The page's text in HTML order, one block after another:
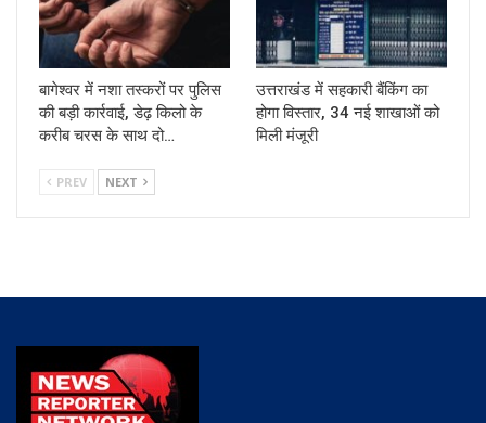
बागेश्वर में नशा तस्करों पर पुलिस
की बड़ी कार्रवाई, डेढ़ किलो के
करीब चरस के साथ दो…
उत्तराखंड में सहकारी बैंकिंग का
होगा विस्तार, 34 नई शाखाओं को
मिली मंजूरी
PREV NEXT